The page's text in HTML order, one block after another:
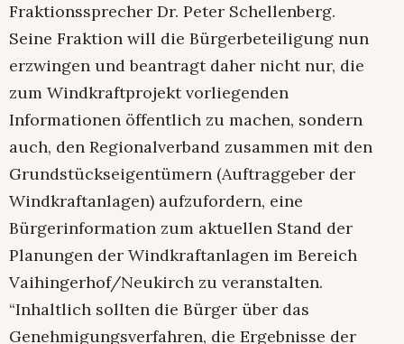
Fraktionssprecher Dr. Peter Schellenberg.
Seine Fraktion will die Bürgerbeteiligung nun
erzwingen und beantragt daher nicht nur, die
zum Windkraftprojekt vorliegenden
Informationen öffentlich zu machen, sondern
auch, den Regionalverband zusammen mit den
Grundstückseigentümern (Auftraggeber der
Windkraftanlagen) aufzufordern, eine
Bürgerinformation zum aktuellen Stand der
Planungen der Windkraftanlagen im Bereich
Vaihingerhof/Neukirch zu veranstalten.
“Inhaltlich sollten die Bürger über das
Genehmigungsverfahren, die Ergebnisse der